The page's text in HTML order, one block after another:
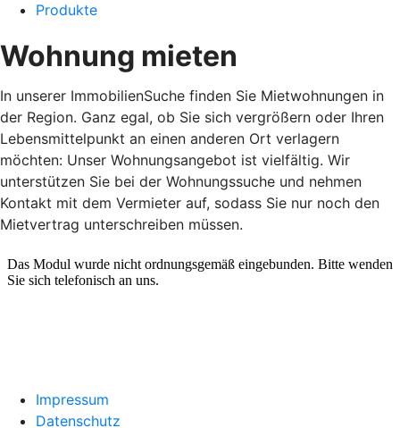
Produkte
Wohnung mieten
In unserer ImmobilienSuche finden Sie Mietwohnungen in
der Region. Ganz egal, ob Sie sich vergrößern oder Ihren
Lebensmittelpunkt an einen anderen Ort verlagern
möchten: Unser Wohnungsangebot ist vielfältig. Wir
unterstützen Sie bei der Wohnungssuche und nehmen
Kontakt mit dem Vermieter auf, sodass Sie nur noch den
Mietvertrag unterschreiben müssen.
Impressum
Datenschutz